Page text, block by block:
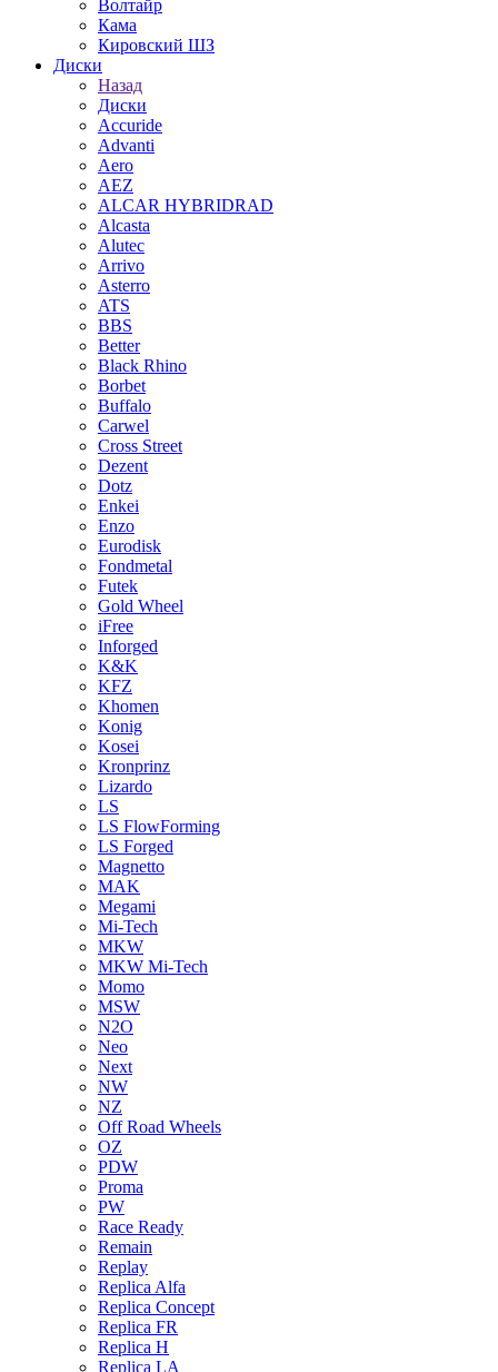
Волтайр
Кама
Кировский ШЗ
Диски
Назад
Диски
Accuride
Advanti
Aero
AEZ
ALCAR HYBRIDRAD
Alcasta
Alutec
Arrivo
Asterro
ATS
BBS
Better
Black Rhino
Borbet
Buffalo
Carwel
Cross Street
Dezent
Dotz
Enkei
Enzo
Eurodisk
Fondmetal
Futek
Gold Wheel
iFree
Inforged
K&K
KFZ
Khomen
Konig
Kosei
Kronprinz
Lizardo
LS
LS FlowForming
LS Forged
Magnetto
MAK
Megami
Mi-Tech
MKW
MKW Mi-Tech
Momo
MSW
N2O
Neo
Next
NW
NZ
Off Road Wheels
OZ
PDW
Proma
PW
Race Ready
Remain
Replay
Replica Alfa
Replica Concept
Replica FR
Replica H
Replica LA